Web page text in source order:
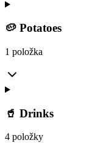
🥔 Potatoes
1 položka
🥤 Drinks
4 položky